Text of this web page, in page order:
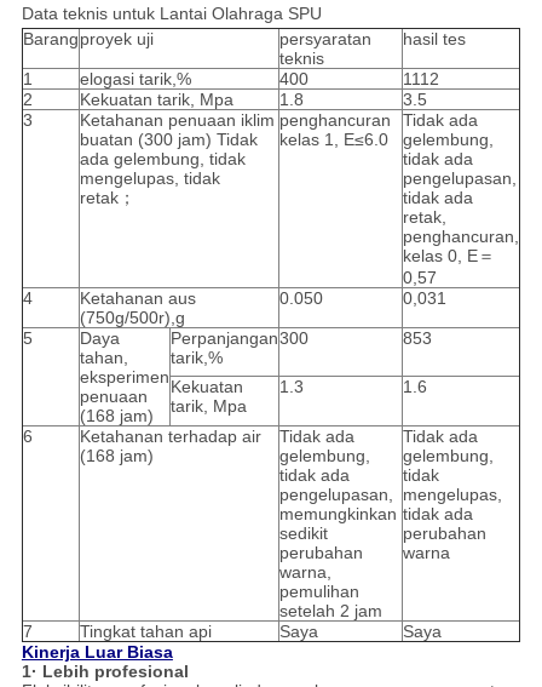
Data teknis untuk Lantai Olahraga SPU
Barangproyek uji
persyaratan
teknis
hasil tes
1 elogasi tarik,% 400
1112
2
Kekuatan tarik, Mpa 1.8
3.5
3
Ketahanan penuaan iklim
buatan (300 jam) Tidak
ada gelembung, tidak
mengelupas, tidak
retak；
penghancuran
kelas 1, E≤6.0
Tidak ada
gelembung,
tidak ada
pengelupasan,
tidak ada
retak,
penghancuran,
kelas 0, E＝
0,57
4
Ketahanan aus
(750g/500r),g
0.050 0,031
5
Daya
tahan,
eksperimen
penuaan
(168 jam)
Perpanjangan
tarik,%
300 853
Kekuatan
tarik, Mpa
1.3 1.6
6
Ketahanan terhadap air
(168 jam)
Tidak ada
gelembung,
tidak ada
pengelupasan,
memungkinkan
sedikit
perubahan
warna,
pemulihan
setelah 2 jam
Tidak ada
gelembung,
tidak
mengelupas,
tidak ada
perubahan
warna
7 Tingkat tahan api Saya
Saya
Kinerja Luar Biasa
1· Lebih profesional